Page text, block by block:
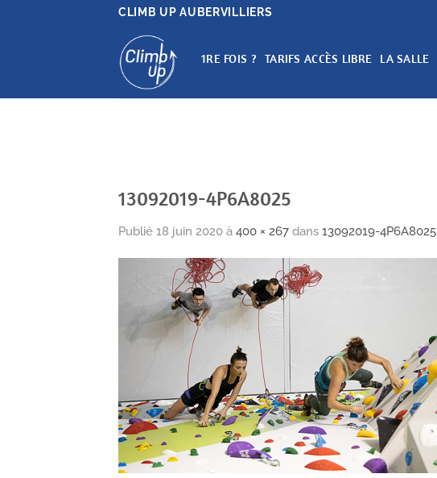
CLIMB UP AUBERVILLIERS
1RE FOIS ? TARIFS ACCÈS LIBRE LA SALLE
13092019-4P6A8025
Publié 18 juin 2020 à 400 × 267 dans 13092019-4P6A8025